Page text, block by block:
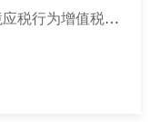
稳外贸稳外资税收政策指引——跨境应税行为增值税政策（一）